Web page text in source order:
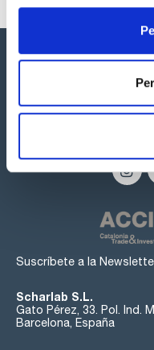
Suscríbete a la
Scharlab S.L.
Gato Pérez, 33. Pol. Ind.
Barcelona, España